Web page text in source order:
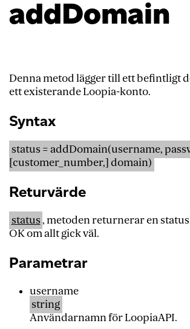
addDomain
Denna metod lägger till ett befintligt
ett existerande Loopia-konto.
Syntax
status = addDomain(username,
[customer_number,] domain)
Returvärde
status, metoden returnerar en
OK om allt gick väl.
Parametrar
username
string
Användarnamn för LoopiaAPI.